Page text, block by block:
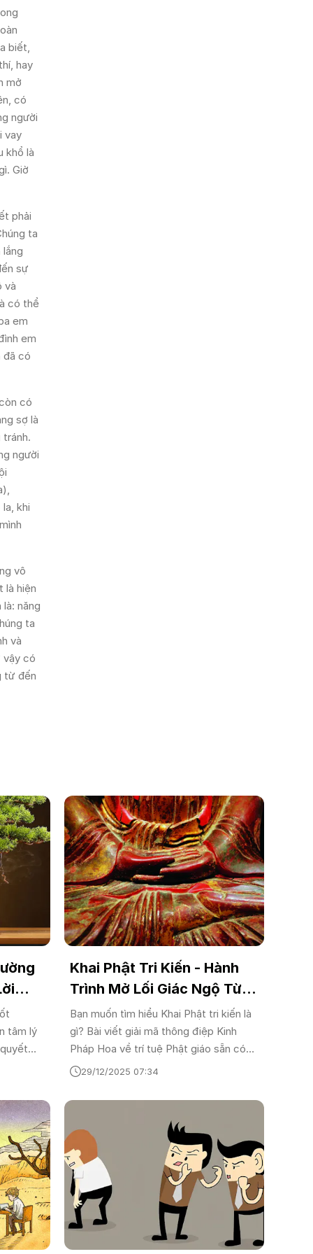
biết,
hay
mở
có
người
vay
khổ là
Giờ
phải
ta
sự
và
có thể
em
em
đã có
có
sợ là
tránh.
người
khi
vô
là hiện
năng
ta
và
vậy có
từ đến
tâm lý
Khai Phật Tri Kiến - Hành
Trình Mở Lối Giác Ngộ Từ
Bên Trong Chính Bạn
Bạn muốn tìm hiểu Khai Phật tri kiến là
gì? Bài viết giải mã thông điệp Kinh
Pháp Hoa về trí tuệ Phật giáo sẵn có
trong mỗi người và cách sống tỉnh thức
29/12/2025 07:34